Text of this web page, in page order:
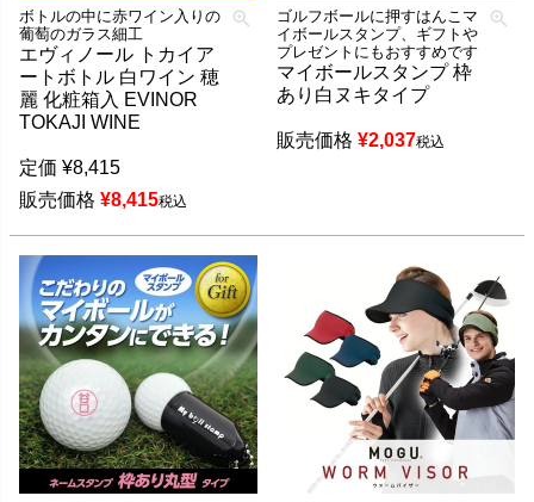
ボトルの中に赤ワイン入りの
葡萄のガラス細工
エヴィノール トカイア
ートボトル 白ワイン 穂
麗 化粧箱入 EVINOR
TOKAJI WINE
定価 ¥8,415
販売価格 ¥8,415税込
ゴルフボールに押すはんこマ
イボールスタンプ、ギフトや
プレゼントにもおすすめです
マイボールスタンプ 枠
あり白ヌキタイプ
販売価格 ¥2,037税込